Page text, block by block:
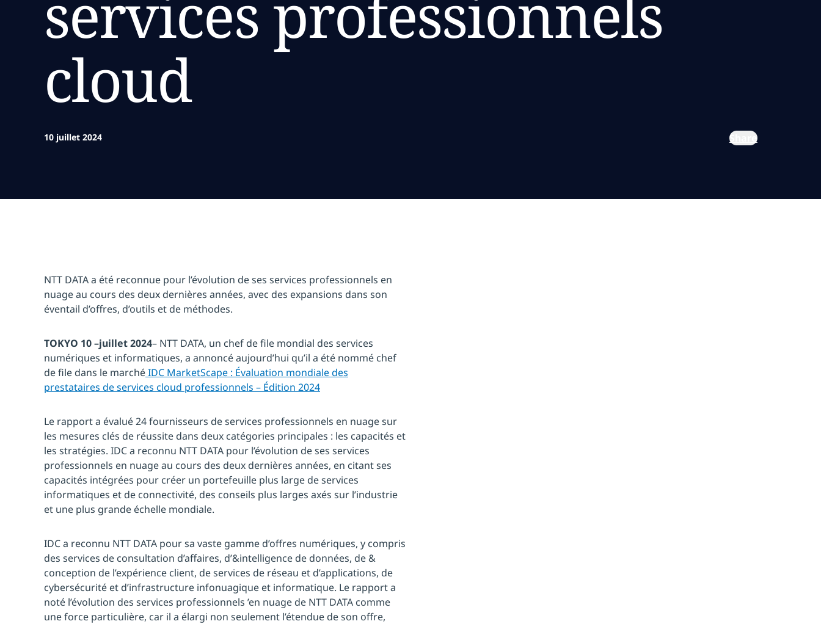
cloud
10 juillet 2024 Share
NTT DATA a été reconnue pour l’évolution de ses services professionnels en
nuage au cours des deux dernières années, avec des expansions dans son
éventail d’offres, d’outils et de méthodes.
TOKYO 10 –juillet 2024– NTT DATA, un chef de file mondial des services
numériques et informatiques, a annoncé aujourd’hui qu’il a été nommé chef
de file dans le marchéIDC MarketScape : Évaluation mondiale des
prestataires de services cloud professionnels – Édition 2024
Le rapport a évalué 24 fournisseurs de services professionnels en nuage sur
les mesures clés de réussite dans deux catégories principales : les capacités et
les stratégies. IDC a reconnu NTT DATA pour l’évolution de ses services
professionnels en nuage au cours des deux dernières années, en citant ses
capacités intégrées pour créer un portefeuille plus large de services
informatiques et de connectivité, des conseils plus larges axés sur l’industrie
et une plus grande échelle mondiale.
IDC a reconnu NTT DATA pour sa vaste gamme d’offres numériques, y compris
des services de consultation d’affaires, d’&intelligence de données, de &
conception de l’expérience client, de services de réseau et d’applications, de
cybersécurité et d’infrastructure infonuagique et informatique. Le rapport a
noté l’évolution des services professionnels ’en nuage de NTT DATA comme
une force particulière, car il a élargi non seulement l’étendue de son offre,